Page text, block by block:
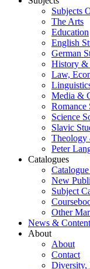
Subjects
The Arts
Education
English
German
History &
Law,
Media &
Romance
Science
Slavic
Theology
Peter
Catalogues
New
Subject
Other
News & Content
About
About
Contact
Diversity,